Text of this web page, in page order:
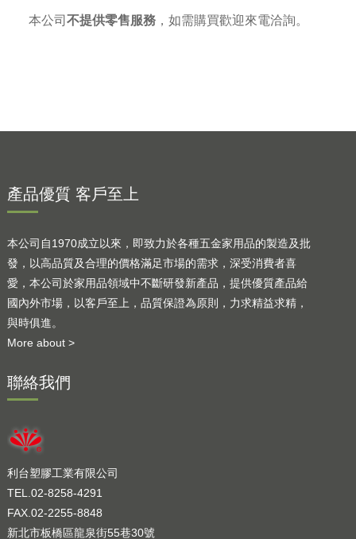
本公司 不提供零售服務， 如需購買歡迎來電洽詢。
產品優質 客戶至上
本公司自1970成立以來，即致力於各種五金家用品的製造及批
發，以高品質及合理的價格滿足市場的需求，深受消費者喜
愛，本公司於家用品領域中不斷研發新產品，提供優質產品給
國內外市場，以客戶至上，品質保證為原則，力求精益求精，
與時俱進。
More about >
聯絡我們
利台塑膠工業有限公司
TEL.02-8258-4291
FAX.02-2255-8848
新北市板橋區龍泉街55巷30號